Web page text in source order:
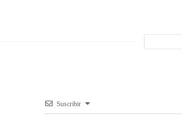
Suscribir